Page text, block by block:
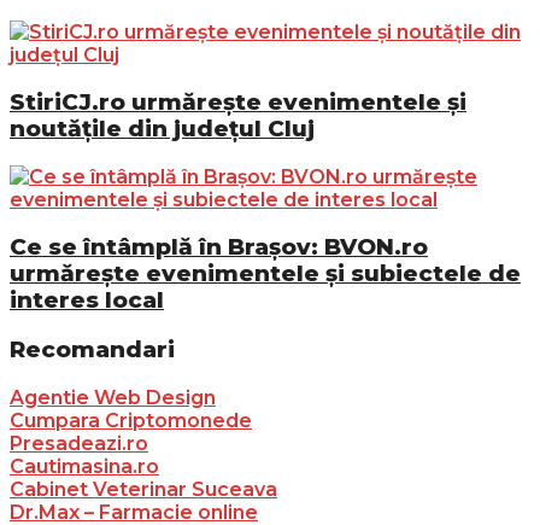
StiriCJ.ro urmărește evenimentele și
noutățile din județul Cluj
Ce se întâmplă în Brașov: BVON.ro
urmărește evenimentele și subiectele de
interes local
Recomandari
Agentie Web Design
Cumpara Criptomonede
Presadeazi.ro
Cautimasina.ro
Cabinet Veterinar Suceava
Dr.Max – Farmacie online